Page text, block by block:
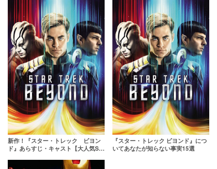
新作！『スター・トレック ビヨン
ド』あらすじ・キャスト【大人気SF
『スター・トレック ビヨンド』につ
いてあなたが知らない事実15選